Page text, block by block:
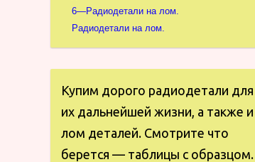
6—Радиодетали на лом.
Радиодетали на лом.
Купим дорого радиодетали для
их дальнейшей жизни, а также и
лом деталей. Смотрите что
берется — таблицы с образцом.